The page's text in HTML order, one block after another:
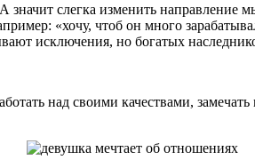
значит слегка изменить
«хочу, чтоб он много
исключения, но богатых
над своими качествами,